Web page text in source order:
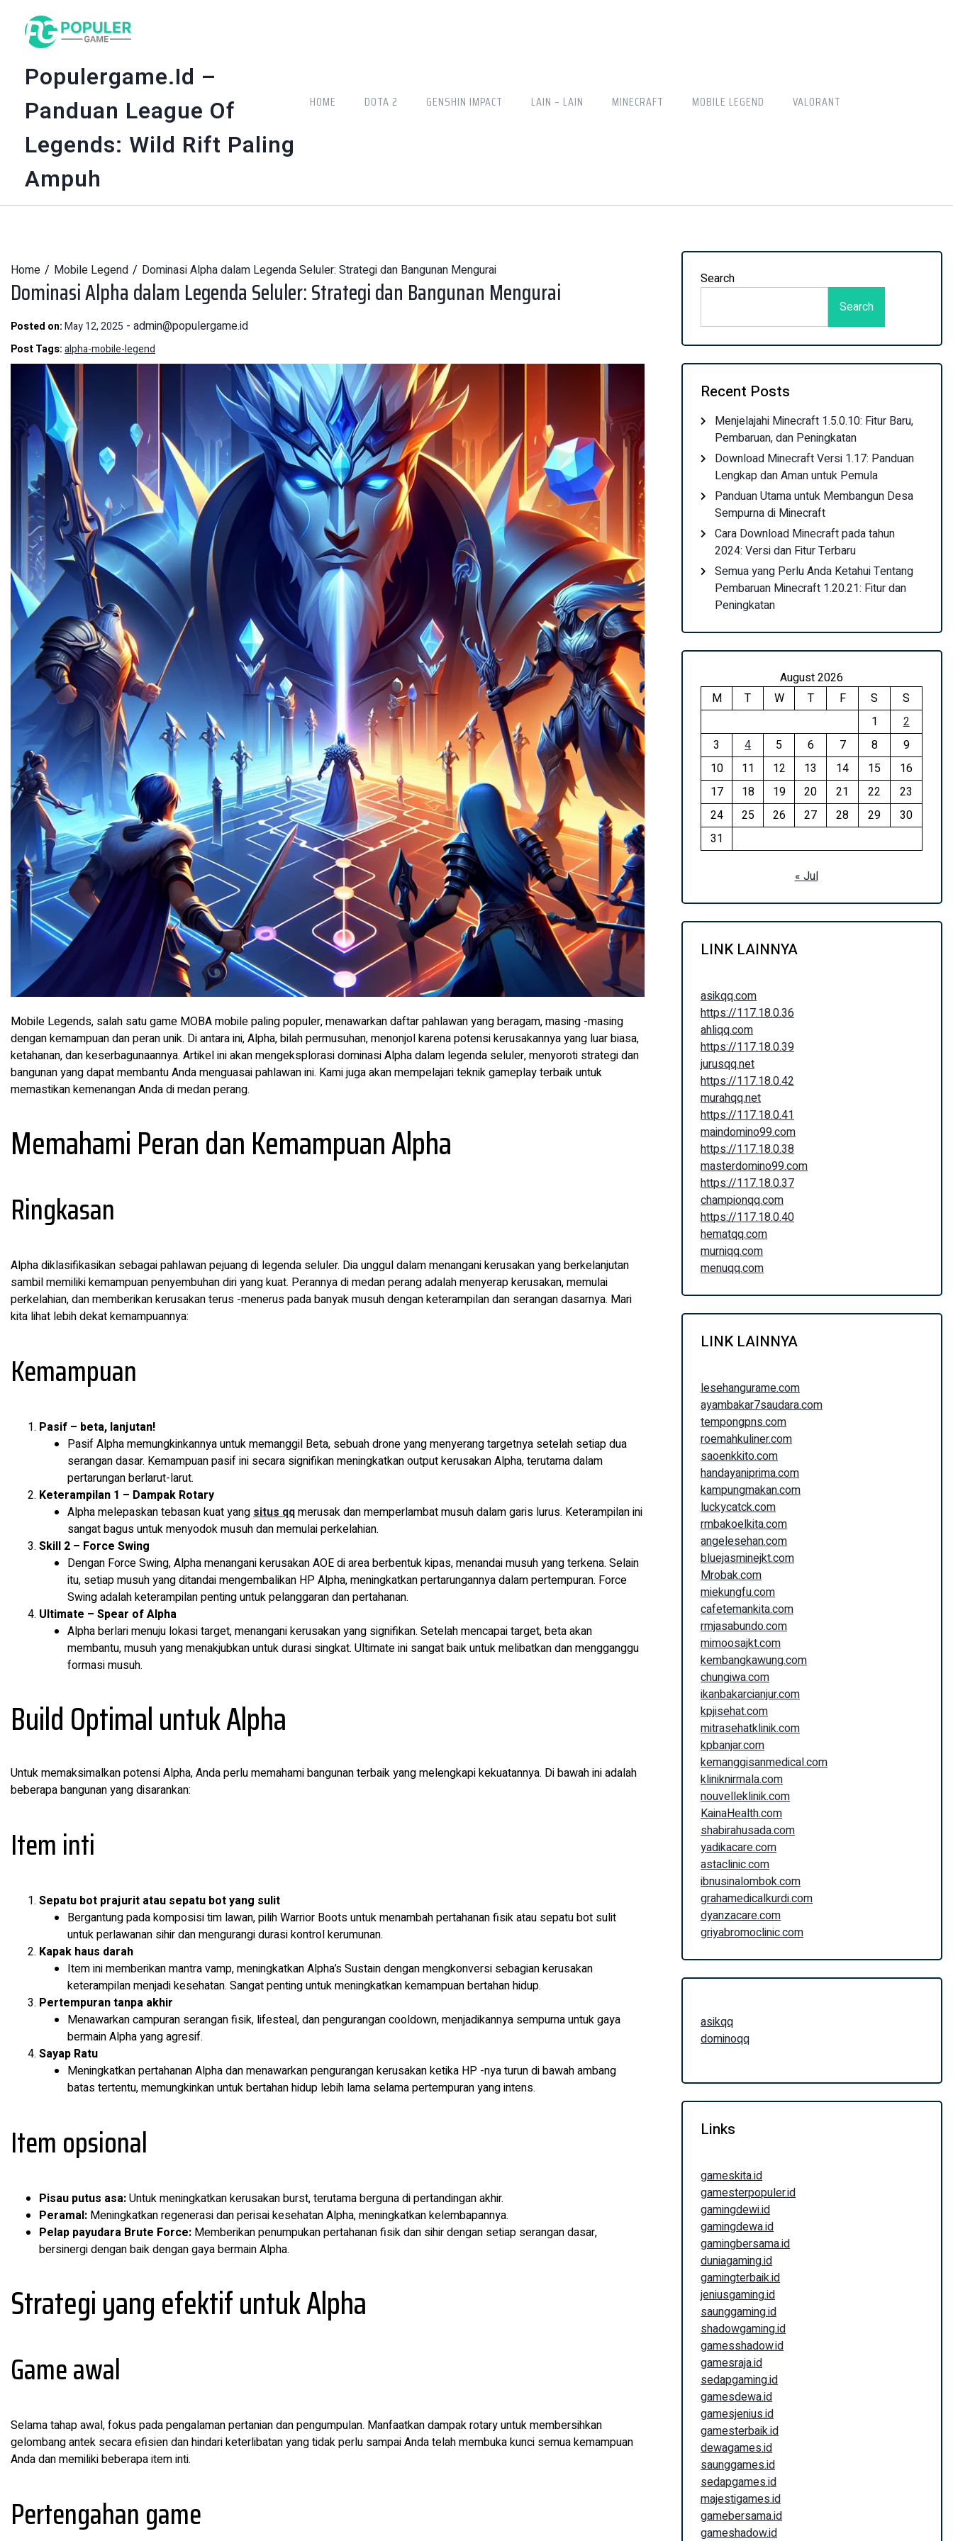
content
Populergame.id –
Panduan League Of
Legends: Wild Rift Paling
Ampuh
HOME DOTA 2 GENSHIN IMPACT LAIN – LAIN MINECRAFT MOBILE LEGEND VALORANT
Home Mobile Legend Dominasi Alpha dalam Legenda Seluler: Strategi dan Bangunan Mengurai
Dominasi Alpha dalam Legenda Seluler: Strategi dan Bangunan Mengurai
Posted on:May 12, 2025 - admin@populergame.id
Post Tags:alpha-mobile-legend
Mobile Legends, salah satu game MOBA mobile paling populer, menawarkan daftar pahlawan yang beragam, masing -masing
dengan kemampuan dan peran unik. Di antara ini, Alpha, bilah permusuhan, menonjol karena potensi kerusakannya yang luar biasa,
ketahanan, dan keserbagunaannya. Artikel ini akan mengeksplorasi dominasi Alpha dalam legenda seluler, menyoroti strategi dan
bangunan yang dapat membantu Anda menguasai pahlawan ini. Kami juga akan mempelajari teknik gameplay terbaik untuk
memastikan kemenangan Anda di medan perang.
Memahami Peran dan Kemampuan Alpha
Ringkasan
Alpha diklasifikasikan sebagai pahlawan pejuang di legenda seluler. Dia unggul dalam menangani kerusakan yang berkelanjutan
sambil memiliki kemampuan penyembuhan diri yang kuat. Perannya di medan perang adalah menyerap kerusakan, memulai
perkelahian, dan memberikan kerusakan terus -menerus pada banyak musuh dengan keterampilan dan serangan dasarnya. Mari
kita lihat lebih dekat kemampuannya:
Kemampuan
Pasif – beta, lanjutan!
Pasif Alpha memungkinkannya untuk memanggil Beta, sebuah drone yang menyerang targetnya setelah setiap dua
serangan dasar. Kemampuan pasif ini secara signifikan meningkatkan output kerusakan Alpha, terutama dalam
pertarungan berlarut-larut.
Keterampilan 1 – Dampak Rotary
Alpha melepaskan tebasan kuat yangsitus qqmerusak dan memperlambat musuh dalam garis lurus. Keterampilan ini
sangat bagus untuk menyodok musuh dan memulai perkelahian.
Skill 2 – Force Swing
Dengan Force Swing, Alpha menangani kerusakan AOE di area berbentuk kipas, menandai musuh yang terkena. Selain
itu, setiap musuh yang ditandai mengembalikan HP Alpha, meningkatkan pertarungannya dalam pertempuran. Force
Swing adalah keterampilan penting untuk pelanggaran dan pertahanan.
Ultimate – Spear of Alpha
Alpha berlari menuju lokasi target, menangani kerusakan yang signifikan. Setelah mencapai target, beta akan
membantu, musuh yang menakjubkan untuk durasi singkat. Ultimate ini sangat baik untuk melibatkan dan mengganggu
formasi musuh.
Build Optimal untuk Alpha
Untuk memaksimalkan potensi Alpha, Anda perlu memahami bangunan terbaik yang melengkapi kekuatannya. Di bawah ini adalah
beberapa bangunan yang disarankan:
Item inti
Sepatu bot prajurit atau sepatu bot yang sulit
Bergantung pada komposisi tim lawan, pilih Warrior Boots untuk menambah pertahanan fisik atau sepatu bot sulit
untuk perlawanan sihir dan mengurangi durasi kontrol kerumunan.
Kapak haus darah
Item ini memberikan mantra vamp, meningkatkan Alpha’s Sustain dengan mengkonversi sebagian kerusakan
keterampilan menjadi kesehatan. Sangat penting untuk meningkatkan kemampuan bertahan hidup.
Pertempuran tanpa akhir
Menawarkan campuran serangan fisik, lifesteal, dan pengurangan cooldown, menjadikannya sempurna untuk gaya
bermain Alpha yang agresif.
Sayap Ratu
Meningkatkan pertahanan Alpha dan menawarkan pengurangan kerusakan ketika HP -nya turun di bawah ambang
batas tertentu, memungkinkan untuk bertahan hidup lebih lama selama pertempuran yang intens.
Item opsional
Pisau putus asa:Untuk meningkatkan kerusakan burst, terutama berguna di pertandingan akhir.
Peramal: Meningkatkan regenerasi dan perisai kesehatan Alpha, meningkatkan kelembapannya.
Pelap payudara Brute Force: Memberikan penumpukan pertahanan fisik dan sihir dengan setiap serangan dasar,
bersinergi dengan baik dengan gaya bermain Alpha.
Strategi yang efektif untuk Alpha
Game awal
Selama tahap awal, fokus pada pengalaman pertanian dan pengumpulan. Manfaatkan dampak rotary untuk membersihkan
gelombang antek secara efisien dan hindari keterlibatan yang tidak perlu sampai Anda telah membuka kunci semua kemampuan
Anda dan memiliki beberapa item inti.
Pertengahan game
Search
Search
Recent Posts
Menjelajahi Minecraft 1.5.0.10: Fitur Baru,
Pembaruan, dan Peningkatan
Download Minecraft Versi 1.17: Panduan
Lengkap dan Aman untuk Pemula
Panduan Utama untuk Membangun Desa
Sempurna di Minecraft
Cara Download Minecraft pada tahun
2024: Versi dan Fitur Terbaru
Semua yang Perlu Anda Ketahui Tentang
Pembaruan Minecraft 1.20.21: Fitur dan
Peningkatan
August 2026
M
T W T F S
S
1
2
3
4 5 6 7 8
9
10
11 12 13 14 15
16
17
18 19 20 21 22
23
24
25 26 27 28 29
30
31
« Jul
LINK LAINNYA
asikqq.com
https://117.18.0.36
ahliqq.com
https://117.18.0.39
jurusqq.net
https://117.18.0.42
murahqq.net
https://117.18.0.41
maindomino99.com
https://117.18.0.38
masterdomino99.com
https://117.18.0.37
championqq.com
https://117.18.0.40
hematqq.com
murniqq.com
menuqq.com
LINK LAINNYA
lesehangurame.com
ayambakar7saudara.com
tempongpns.com
roemahkuliner.com
saoenkkito.com
handayaniprima.com
kampungmakan.com
luckycatck.com
rmbakoelkita.com
angelesehan.com
bluejasminejkt.com
Mrobak.com
miekungfu.com
cafetemankita.com
rmjasabundo.com
mimoosajkt.com
kembangkawung.com
chungiwa.com
ikanbakarcianjur.com
kpjisehat.com
mitrasehatklinik.com
kpbanjar.com
kemanggisanmedical.com
kliniknirmala.com
nouvelleklinik.com
KainaHealth.com
shabirahusada.com
yadikacare.com
astaclinic.com
ibnusinalombok.com
grahamedicalkurdi.com
dyanzacare.com
griyabromoclinic.com
asikqq
dominoqq
Links
gameskita.id
gamesterpopuler.id
gamingdewi.id
gamingdewa.id
gamingbersama.id
duniagaming.id
gamingterbaik.id
jeniusgaming.id
saunggaming.id
shadowgaming.id
gamesshadow.id
gamesraja.id
sedapgaming.id
gamesdewa.id
gamesjenius.id
gamesterbaik.id
dewagames.id
saunggames.id
sedapgames.id
majestigames.id
gamebersama.id
gameshadow.id